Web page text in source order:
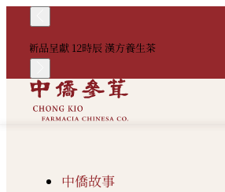
新品呈獻 12時辰 漢方養生茶
中僑故事